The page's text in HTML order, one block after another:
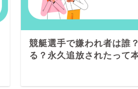
競艇選手で嫌われ者は誰
る？永久追放されたって